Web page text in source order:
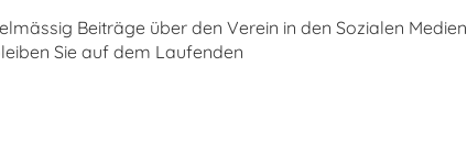
Beiträge über den Verein in den Sozialen Medien
Sie auf dem Laufenden